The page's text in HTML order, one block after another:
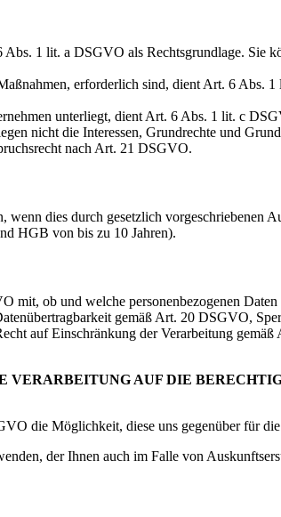
1 lit. a DSGVO als Rechtsgrundlage. Sie
erforderlich sind, dient Art. 6 Abs.
unterliegt, dient Art. 6 Abs. 1 lit. c
nicht die Interessen, Grundrechte und
nach Art. 21 DSGVO.
wenn dies durch gesetzlich vorgeschriebenen
HGB von bis zu 10 Jahren).
ob und welche personenbezogenen
gemäß Art. 20 DSGVO,
auf Einschränkung der Verarbeitung
VERARBEITUNG AUF DIE
die Möglichkeit, diese uns gegenüber für
der Ihnen auch im Falle von